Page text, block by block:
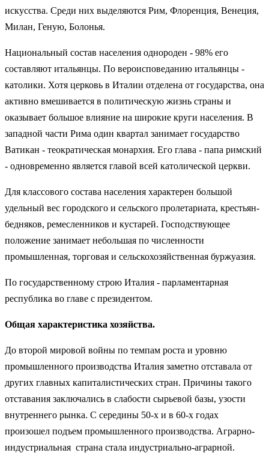
искусства. Среди них выделяются Рим, Флоренция, Венеция,
Милан, Геную, Болонья.
Национальный состав населения однороден - 98% его
составляют итальянцы. По вероисповеданию итальянцы -
католики. Хотя церковь в Италии отделена от государства, она
активно вмешивается в политическую жизнь страны и
оказывает большое влияние на широкие круги населения. В
западной части Рима один квартал занимает государство
Ватикан - теократическая монархия. Его глава - папа римский
- одновременно является главой всей католической церкви.
Для классового состава населения характерен большой
удельный вес городского и сельского пролетариата, крестьян-
бедняков, ремесленников и кустарей. Господствующее
положение занимает небольшая по численности
промышленная, торговая и сельскохозяйственная буржуазия.
По государственному строю Италия - парламентарная
республика во главе с президентом.
Общая характеристика хозяйства.
До второй мировой войны по темпам роста и уровню
промышленного производства Италия заметно отставала от
других главных капиталистических стран. Причины такого
отставания заключались в слабости сырьевой базы, узости
внутреннего рынка. С середины 50-х и в 60-х годах
произошел подъем промышленного производства. Аграрно-
индустриальная страна стала индустриально-аграрной.